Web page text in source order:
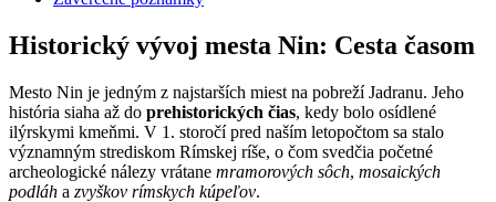
Historický vývoj mesta Nin: Cesta časom
Mesto Nin je jedným z najstarších miest na pobreží Jadranu. Jeho
história siaha až do prehistorických čias, kedy bolo osídlené
ilýrskymi kmeňmi. V 1. storočí pred naším letopočtom sa stalo
významným strediskom Rímskej ríše, o čom svedčia početné
archeologické nálezy vrátane mramorových sôch, mosaických
podláh a zvyškov rímskych kúpeľov.